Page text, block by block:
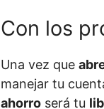
Con los
Una vez que
manejar tu
ahorroserá tu